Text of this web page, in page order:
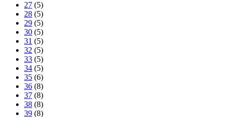
27 (5)
28 (5)
29 (5)
30 (5)
31 (5)
32 (5)
33 (5)
34 (5)
35 (6)
36 (8)
37 (8)
38 (8)
39 (8)